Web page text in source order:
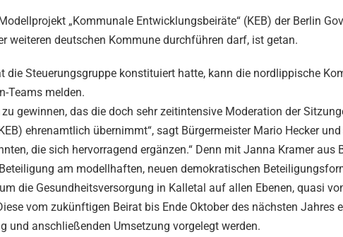
„Kommunale Entwicklungsbeiräte“ (KEB) der Berlin
weiteren deutschen Kommune durchführen darf, ist getan.
die Steuerungsgruppe konstituiert hatte, kann die nordlippische
Teams melden.
gewinnen, das die doch sehr zeitintensive Moderation der
ehrenamtlich übernimmt“, sagt Bürgermeister Mario Hecker
die sich hervorragend ergänzen.“ Denn mit Janna Kramer aus
am modellhaften, neuen demokratischen
die Gesundheitsversorgung in Kalletal auf allen Ebenen, quasi
vom zukünftigen Beirat bis Ende Oktober des nächsten Jahres
und anschließenden Umsetzung vorgelegt werden.